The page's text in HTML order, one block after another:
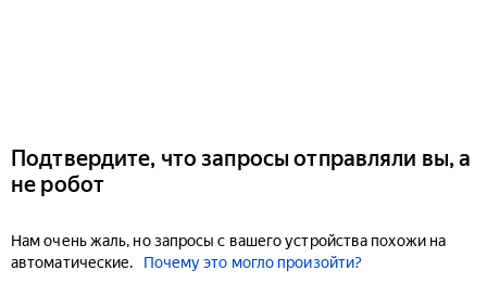
Подтвердите, что запросы отправляли вы, а
не робот
Нам очень жаль, но запросы с вашего устройства похожи на
автоматические.
Почему это могло произойти?